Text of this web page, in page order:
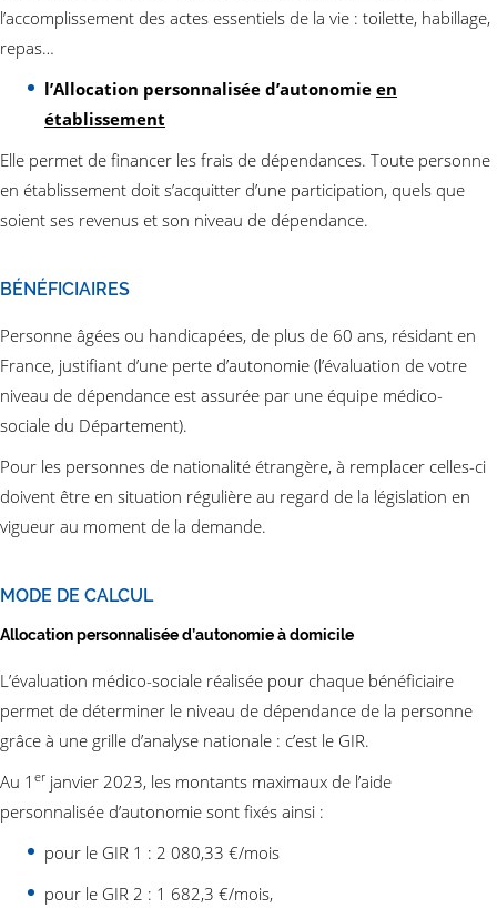
l’accomplissement des actes essentiels de la vie : toilette, habillage,
repas…
l’Allocation personnalisée d’autonomie en
établissement
Elle permet de financer les frais de dépendances. Toute personne
en établissement doit s’acquitter d’une participation, quels que
soient ses revenus et son niveau de dépendance.
BÉNÉFICIAIRES
Personne âgées ou handicapées, de plus de 60 ans, résidant en
France, justifiant d’une perte d’autonomie (l’évaluation de votre
niveau de dépendance est assurée par une équipe médico-
sociale du Département).
Pour les personnes de nationalité étrangère, à remplacer celles-ci
doivent être en situation régulière au regard de la législation en
vigueur au moment de la demande.
MODE DE CALCUL
Allocation personnalisée d’autonomie à domicile
L’évaluation médico-sociale réalisée pour chaque bénéficiaire
permet de déterminer le niveau de dépendance de la personne
grâce à une grille d’analyse nationale : c’est le GIR.
Au 1 er janvier 2023, les montants maximaux de l’aide
personnalisée d’autonomie sont fixés ainsi :
pour le GIR 1 : 2 080,33 €/mois
pour le GIR 2 : 1 682,3 €/mois,